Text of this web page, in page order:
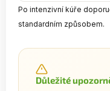
Po intenzivní kúře
standardním způsobem.
Důležité